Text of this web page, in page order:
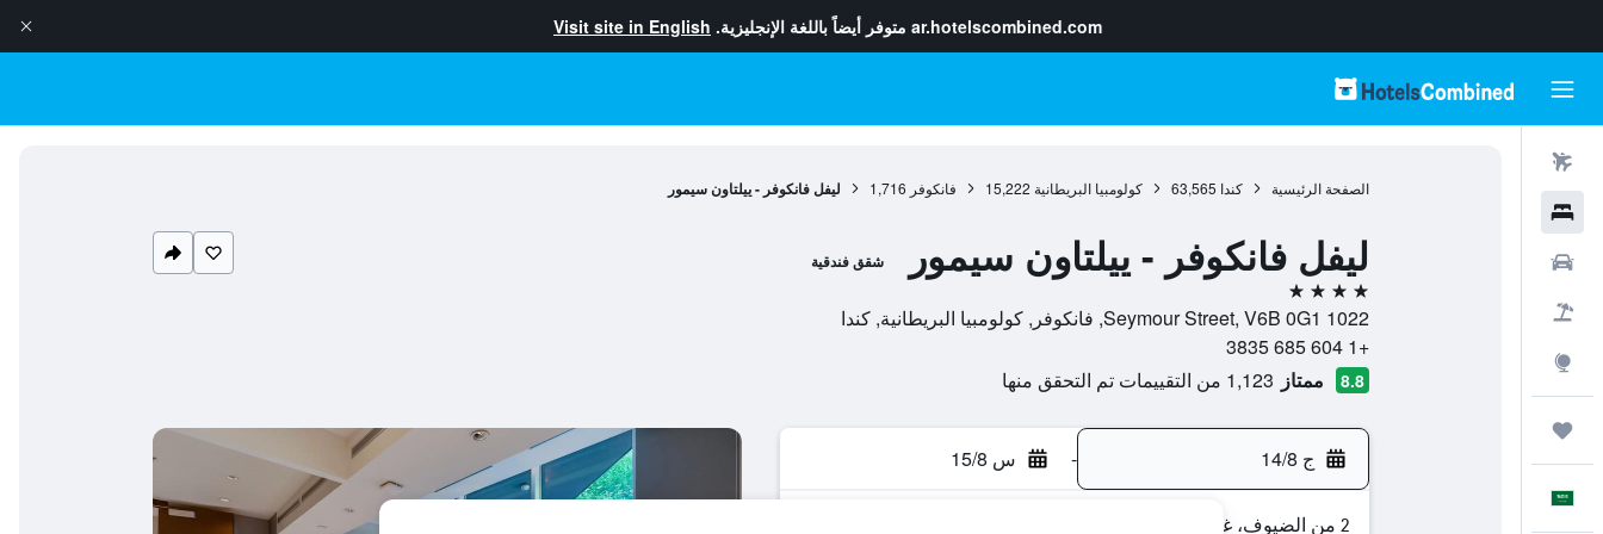
ar.hotelscombined.com متوفر أيضاً باللغة الإنجليزية. Visit site in English
الصفحة الرئيسية كندا 63,565 كولومبيا البريطانية 15,222 فانكوفر 1,716 ليفل فانكوفر - ييلتاون سيمور
ليفل فانكوفر - ييلتاون سيمور شقق فندقية
4 نجوم
1022 Seymour Street, V6B 0G1, فانكوفر, كولومبيا البريطانية, كندا
+1 604 685 3835
8.8 ممتاز 1,123 من التقييمات تم التحقق منها
ج 14/8 - س 15/8
2 من الضيوف، غرفة واحدة